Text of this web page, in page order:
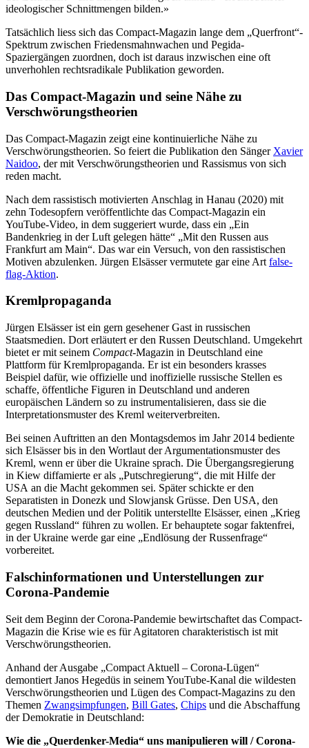
ideo­lo­gi­scher Schnitt­men­gen bilden.»
Tatsächlich liess sich das Compact-Magazin lange dem „Querfront“-
Spektrum zwischen Friedensmahnwachen und Pegida-
Spaziergängen zuordnen, doch ist daraus inzwischen eine oft
unverhohlen rechtsradikale Publikation geworden.
Das Compact-Magazin und seine Nähe zu
Verschwörungstheorien
Das Compact-Magazin zeigt eine kontinuierliche Nähe zu
Verschwörungstheorien. So feiert die Publikation den Sänger Xavier
Naidoo, der mit Verschwörungstheorien und Rassismus von sich
reden macht.
Nach dem rassistisch motivierten Anschlag in Hanau (2020) mit
zehn Todesopfern veröffentlichte das Compact-Magazin ein
YouTube-Video, in dem suggeriert wurde, dass ein „Ein
Bandenkrieg in der Luft gelegen hätte“ „Mit den Russen aus
Frankfurt am Main“. Das war ein Versuch, von den rassistischen
Motiven abzulenken. Jürgen Elsässer vermutete gar eine Art false-
flag-Aktion.
Kremlpropaganda
Jürgen Elsässer ist ein gern gesehener Gast in russischen
Staatsmedien. Dort erläutert er den Russen Deutschland. Umgekehrt
bietet er mit seinem Compact-Magazin in Deutschland eine
Plattform für Kremlpropaganda. Er ist ein besonders krasses
Beispiel dafür, wie offizielle und inoffizielle russische Stellen es
schaffe, öffentliche Figuren in Deutschland und anderen
europäischen Ländern so zu instrumentalisieren, dass sie die
Interpretationsmuster des Kreml weiterverbreiten.
Bei seinen Auftritten an den Montagsdemos im Jahr 2014 bediente
sich Elsässer bis in den Wortlaut der Argumentationsmuster des
Kreml, wenn er über die Ukraine sprach. Die Übergangsregierung
in Kiew diffamierte er als „Putschregierung“, die mit Hilfe der
USA an die Macht gekommen sei. Später schickte er den
Separatisten in Donezk und Slowjansk Grüsse. Den USA, den
deutschen Medien und der Politik unterstellte Elsässer, einen „Krieg
gegen Russland“ führen zu wollen. Er behauptete sogar faktenfrei,
in der Ukraine werde gar eine „Endlösung der Russenfrage“
vorbereitet.
Falschinformationen und Unterstellungen zur
Corona-Pandemie
Seit dem Beginn der Corona-Pandemie bewirtschaftet das Compact-
Magazin die Krise wie es für Agitatoren charakteristisch ist mit
Verschwörungstheorien.
Anhand der Ausgabe „Compact Aktuell – Corona-Lügen“
demontiert Janos Hegedüs in seinem YouTube-Kanal die wildesten
Verschwörungstheorien und Lügen des Compact-Magazins zu den
Themen Zwangsimpfungen, Bill Gates, Chips und die Abschaffung
der Demokratie in Deutschland:
Wie die „Querdenker-Media“ uns manipulieren will / Corona-